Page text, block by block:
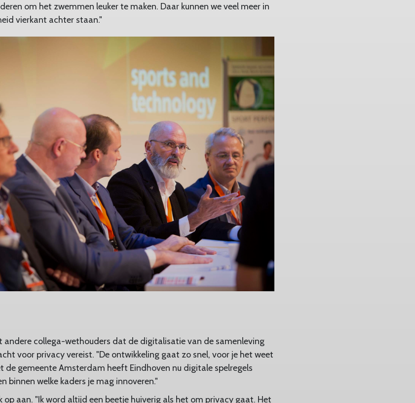
om het zwemmen leuker te maken. Daar kunnen we veel meer in
vierkant achter staan."
andere collega-wethouders dat de digitalisatie van de samenleving
voor privacy vereist. "De ontwikkeling gaat zo snel, voor je het weet
de gemeente Amsterdam heeft Eindhoven nu digitale spelregels
binnen welke kaders je mag innoveren."
op aan. "Ik word altijd een beetje huiverig als het om privacy gaat. Het